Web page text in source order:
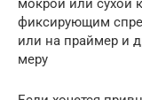
мокрой или сухой
фиксирующим
или на праймер и
меру